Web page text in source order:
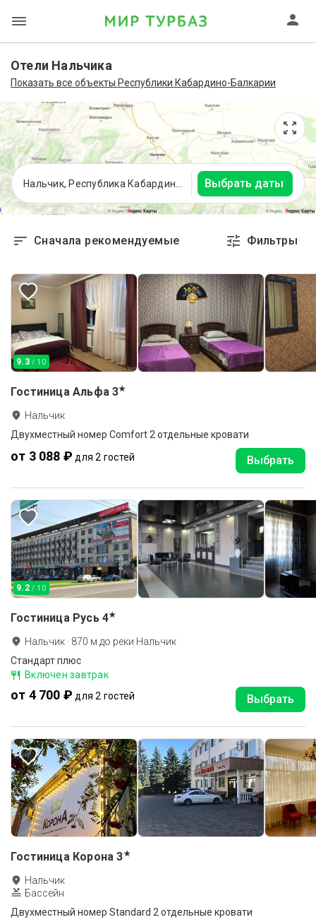
Отели Нальчика
Показать все объекты Республики Кабардино-Балкарии
Выбрать даты
Сначала рекомендуемые Фильтры
9.3 / 10
Гостиница Альфа 3★
Нальчик
Двухместный номер Comfort 2 отдельные кровати
от 3 088 ₽ для 2 гостей Выбрать
9.2 / 10
Гостиница Русь 4★
Нальчик · 870 м до реки Нальчик
Стандарт плюс
Включен завтрак
от 4 700 ₽ для 2 гостей Выбрать
Гостиница Корона 3★
Нальчик
Бассейн
Двухместный номер Standard 2 отдельные кровати